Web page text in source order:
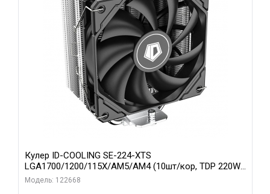
Кулер ID-COOLING SE-224-XTS
LGA1700/1200/115X/AM5/AM4 (10шт/кор, TDP 220W,
PWM, 4 тепл.трубки прямого контакта, FAN 120mm)
Модель: 122668